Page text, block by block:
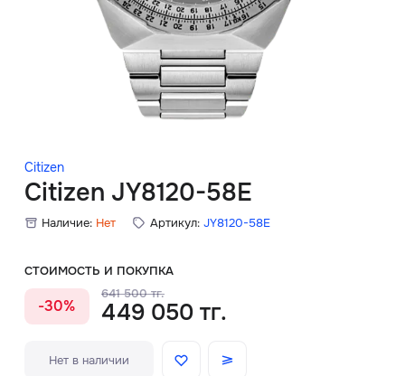
Citizen
Citizen JY8120-58E
Наличие: Нет Артикул: JY8120-58E
СТОИМОСТЬ И ПОКУПКА
-30%
641 500 тг.
449 050 тг.
Нет в наличии
Мужские часы
Женские часы
Скидки
Главная
О нас
Доставка и оплата